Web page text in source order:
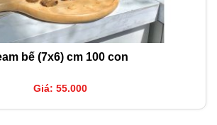
bế (7x6) cm 100 con
Giá: 55.000